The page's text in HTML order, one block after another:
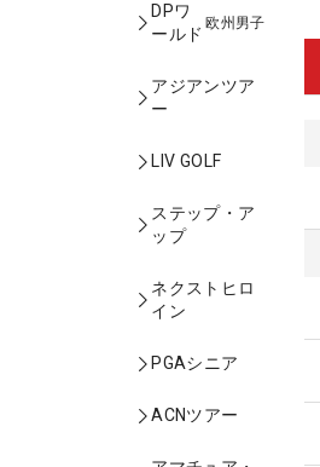
DPワ
ールド
欧州男子
アジアンツア
ー
LIV GOLF
ステップ・ア
ップ
ネクストヒロ
イン
PGAシニア
ACNツアー